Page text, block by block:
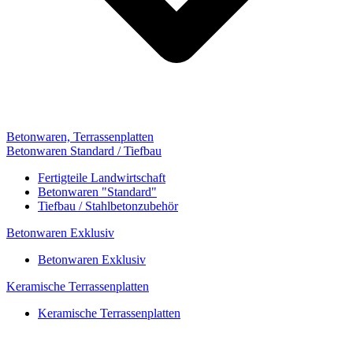
Betonwaren, Terrassenplatten
Betonwaren Standard / Tiefbau
Fertigteile Landwirtschaft
Betonwaren "Standard"
Tiefbau / Stahlbetonzubehör
Betonwaren Exklusiv
Betonwaren Exklusiv
Keramische Terrassenplatten
Keramische Terrassenplatten